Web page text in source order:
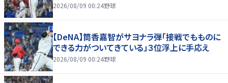
2026/08/09 00:24野球
【DeNA】筒香嘉智がサヨナラ弾「接戦でもものに
できる力がついてきている」３位浮上に手応え
2026/08/09 00:24野球